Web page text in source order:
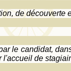
de
le candidat,
l'accueil de